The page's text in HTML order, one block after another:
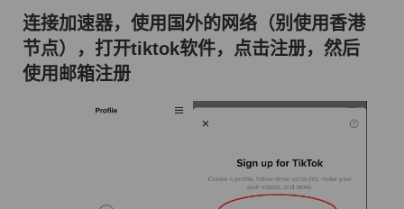
连接加速器，使用国外的网络（别使用香港
节点），打开tiktok软件，点击注册，然后
使用邮箱注册